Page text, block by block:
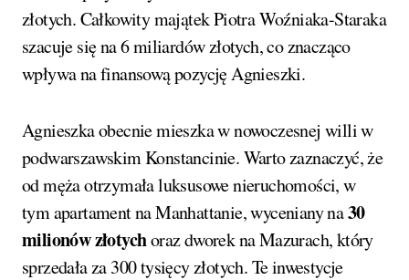
złotych. Całkowity majątek Piotra Woźniaka-Staraka
szacuje się na 6 miliardów złotych, co znacząco
wpływa na finansową pozycję Agnieszki.
Agnieszka obecnie mieszka w nowoczesnej willi w
podwarszawskim Konstancinie. Warto zaznaczyć, że
od męża otrzymała luksusowe nieruchomości, w
tym apartament na Manhattanie, wyceniany na30
milionów złotychoraz dworek na Mazurach, który
sprzedała za 300 tysięcy złotych. Te inwestycje